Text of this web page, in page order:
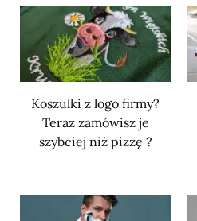
Koszulki z logo firmy?
Teraz zamówisz je
szybciej niż pizzę ?